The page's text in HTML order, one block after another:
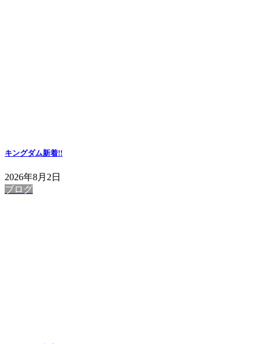
キングダム新着!!
2026年8月2日
ブログ